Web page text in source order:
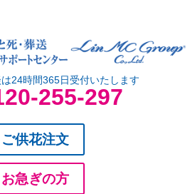
24時間365日受付いたします
255-297
ご供花注文
お急ぎの方